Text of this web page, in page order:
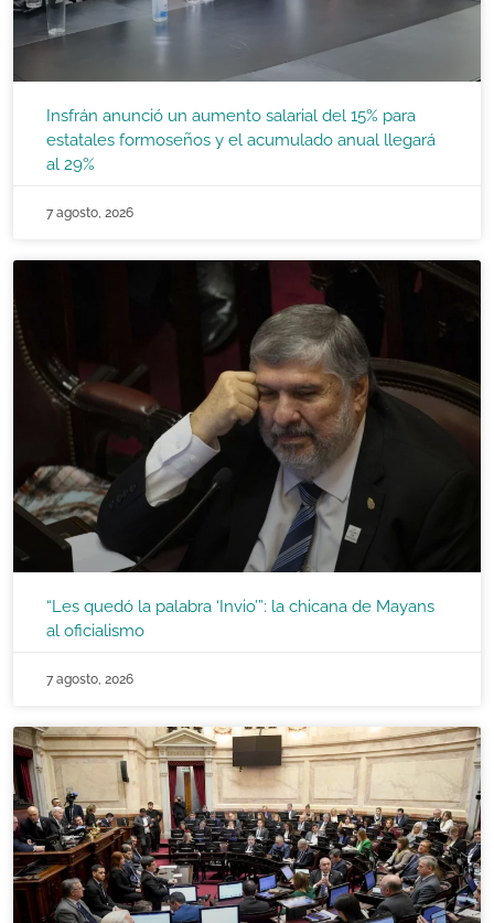
Insfrán anunció un aumento salarial del 15% para
estatales formoseños y el acumulado anual llegará
al 29%
7 agosto, 2026
“Les quedó la palabra ‘Invio’”: la chicana de Mayans
al oficialismo
7 agosto, 2026